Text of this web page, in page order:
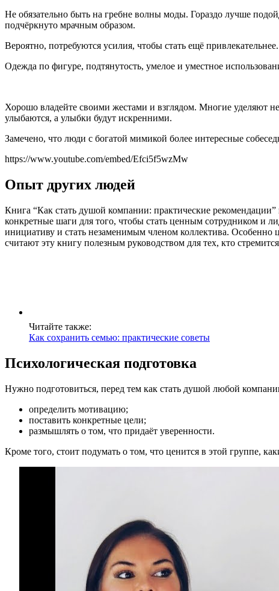
Не обязательно быть на гребне волны моды. Гораздо лучше
подчёркнуто мрачным образом.
Вероятно, потребуются усилия, чтобы стать ещё
Одежда по фигуре, подтянутость, умелое и уместное
Хорошо владейте своими жестами и взглядом. Многие уделяют
улыбаются, а улыбки будут искренними.
Замечено, что люди с богатой мимикой более интересные
https://www.youtube.com/embed/Efci5f5wzMw
Опыт других людей
Книга “Как стать душой компании: практические
конкретные шаги для того, чтобы стать ценным сотрудником и
инициативу и стать незаменимым членом коллектива.
считают эту книгу полезным руководством для тех, кто
Читайте также:
Как сохранить семью: практические советы
Психологическая подготовка
Нужно подготовиться, перед тем как стать душой любой
определить мотивацию;
поставить конкретные цели;
размышлять о том, что придаёт уверенности.
Кроме того, стоит подумать о том, что ценится в этой группе,